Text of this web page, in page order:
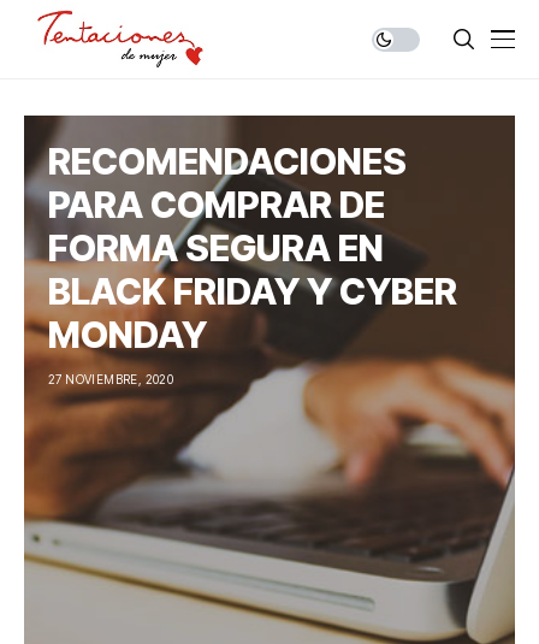
RECOMENDACIONES
PARA COMPRAR DE
FORMA SEGURA EN
BLACK FRIDAY Y CYBER
MONDAY
27 NOVIEMBRE, 2020